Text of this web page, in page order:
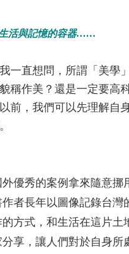
生活與記憶的容器……
一直想問，所謂「美學
稱作美？還是一定要高
前，我們可以先理解自
優秀的案例拿來隨意
者長年以圖像記錄台
方式，和生活在這片
享，讓人們對於自身所